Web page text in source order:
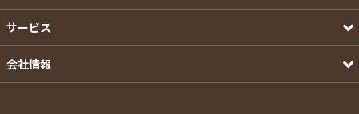
サービス
会社情報